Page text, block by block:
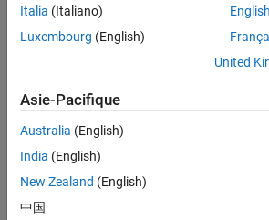
rear overhang dimensions
Front view—Tire width
dimensions
diagram
Italia (Italiano)
Luxembourg (English)
English
United
Asie-Pacifique
Australia (English)
India (English)
New Zealand (English)
中国